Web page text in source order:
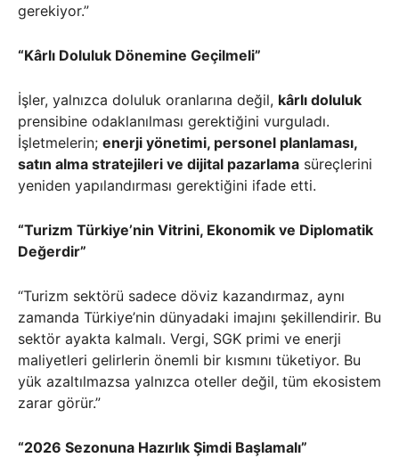
gerekiyor.”
“Kârlı Doluluk Dönemine Geçilmeli”
İşler, yalnızca doluluk oranlarına değil, kârlı doluluk
prensibine odaklanılması gerektiğini vurguladı.
İşletmelerin; enerji yönetimi, personel planlaması,
satın alma stratejileri ve dijital pazarlama süreçlerini
yeniden yapılandırması gerektiğini ifade etti.
“Turizm Türkiye’nin Vitrini, Ekonomik ve Diplomatik
Değerdir”
“Turizm sektörü sadece döviz kazandırmaz, aynı
zamanda Türkiye’nin dünyadaki imajını şekillendirir. Bu
sektör ayakta kalmalı. Vergi, SGK primi ve enerji
maliyetleri gelirlerin önemli bir kısmını tüketiyor. Bu
yük azaltılmazsa yalnızca oteller değil, tüm ekosistem
zarar görür.”
“2026 Sezonuna Hazırlık Şimdi Başlamalı”